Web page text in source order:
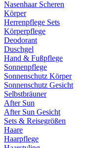
Nasenhaar Scheren
Körper
Herrenpflege Sets
Körperpflege
Deodorant
Duschgel
Hand & Fußpflege
Sonnenpflege
Sonnenschutz Körper
Sonnenschutz Gesicht
Selbstbräuner
After Sun
After Sun Gesicht
Sets & Reisegrößen
Haare
Haarpflege